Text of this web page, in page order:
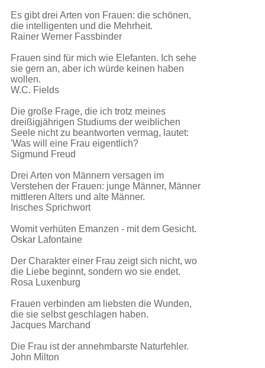
Es gibt drei Arten von Frauen: die schönen,
die intelligenten und die Mehrheit.
Rainer Werner Fassbinder
Frauen sind für mich wie Elefanten. Ich sehe
sie gern an, aber ich würde keinen haben
wollen.
W.C. Fields
Die große Frage, die ich trotz meines
dreißigjährigen Studiums der weiblichen
Seele nicht zu beantworten vermag, lautet:
'Was will eine Frau eigentlich?
Sigmund Freud
Drei Arten von Männern versagen im
Verstehen der Frauen: junge Männer, Männer
mittleren Alters und alte Männer.
Irisches Sprichwort
Womit verhüten Emanzen - mit dem Gesicht.
Oskar Lafontaine
Der Charakter einer Frau zeigt sich nicht, wo
die Liebe beginnt, sondern wo sie endet.
Rosa Luxenburg
Frauen verbinden am liebsten die Wunden,
die sie selbst geschlagen haben.
Jacques Marchand
Die Frau ist der annehmbarste Naturfehler.
John Milton